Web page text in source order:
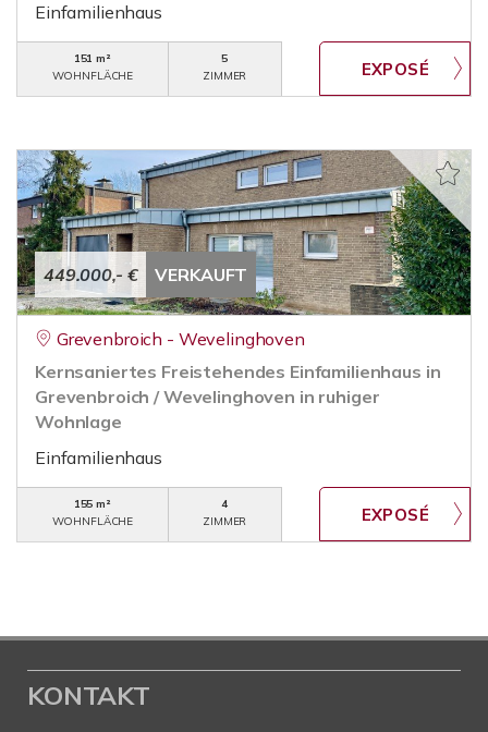
Einfamilienhaus
151 m²
WOHNFLÄCHE
5
ZIMMER
449.000,- € VERKAUFT
Grevenbroich - Wevelinghoven
Kernsaniertes Freistehendes Einfamilienhaus in
Grevenbroich / Wevelinghoven in ruhiger
Wohnlage
Einfamilienhaus
155 m²
WOHNFLÄCHE
4
ZIMMER
KONTAKT